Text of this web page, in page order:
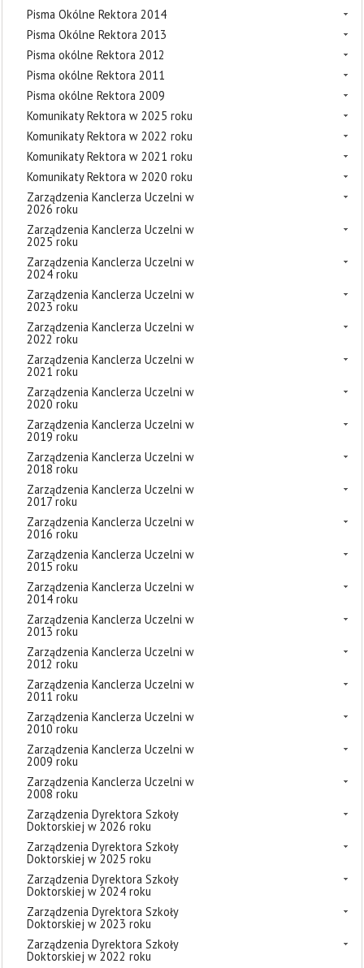
Pisma Okólne Rektora 2014
Pisma Okólne Rektora 2013
Pisma okólne Rektora 2012
Pisma okólne Rektora 2011
Pisma okólne Rektora 2009
Komunikaty Rektora w 2025 roku
Komunikaty Rektora w 2022 roku
Komunikaty Rektora w 2021 roku
Komunikaty Rektora w 2020 roku
Zarządzenia Kanclerza Uczelni w
2026 roku
Zarządzenia Kanclerza Uczelni w
2025 roku
Zarządzenia Kanclerza Uczelni w
2024 roku
Zarządzenia Kanclerza Uczelni w
2023 roku
Zarządzenia Kanclerza Uczelni w
2022 roku
Zarządzenia Kanclerza Uczelni w
2021 roku
Zarządzenia Kanclerza Uczelni w
2020 roku
Zarządzenia Kanclerza Uczelni w
2019 roku
Zarządzenia Kanclerza Uczelni w
2018 roku
Zarządzenia Kanclerza Uczelni w
2017 roku
Zarządzenia Kanclerza Uczelni w
2016 roku
Zarządzenia Kanclerza Uczelni w
2015 roku
Zarządzenia Kanclerza Uczelni w
2014 roku
Zarządzenia Kanclerza Uczelni w
2013 roku
Zarządzenia Kanclerza Uczelni w
2012 roku
Zarządzenia Kanclerza Uczelni w
2011 roku
Zarządzenia Kanclerza Uczelni w
2010 roku
Zarządzenia Kanclerza Uczelni w
2009 roku
Zarządzenia Kanclerza Uczelni w
2008 roku
Zarządzenia Dyrektora Szkoły
Doktorskiej w 2026 roku
Zarządzenia Dyrektora Szkoły
Doktorskiej w 2025 roku
Zarządzenia Dyrektora Szkoły
Doktorskiej w 2024 roku
Zarządzenia Dyrektora Szkoły
Doktorskiej w 2023 roku
Zarządzenia Dyrektora Szkoły
Doktorskiej w 2022 roku